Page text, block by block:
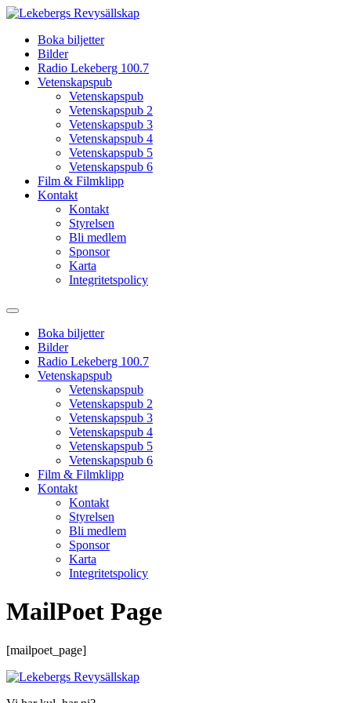
Hoppa
innehållBoka biljetter
Bilder
Radio Lekeberg 100.7
Vetenskapspub
Vetenskapspub
Vetenskapspub 2
Vetenskapspub 3
Vetenskapspub 4
Vetenskapspub 5
Vetenskapspub 6
Film & Filmklipp
Kontakt
Kontakt
Styrelsen
Bli medlem
Sponsor
Karta
Integritetspolicy
Boka biljetter
Bilder
Radio Lekeberg 100.7
Vetenskapspub
Vetenskapspub
Vetenskapspub 2
Vetenskapspub 3
Vetenskapspub 4
Vetenskapspub 5
Vetenskapspub 6
Film & Filmklipp
Kontakt
Kontakt
Styrelsen
Bli medlem
Sponsor
Karta
Integritetspolicy
MailPoet Page
[mailpoet_page]